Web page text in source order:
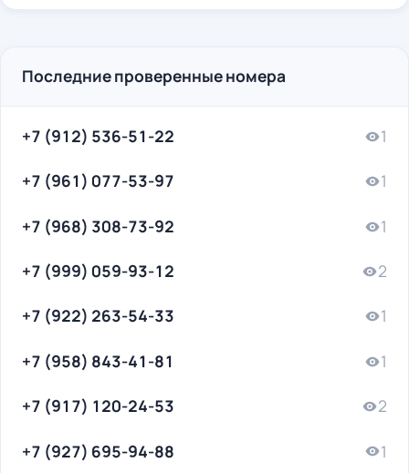
Последние проверенные номера
+7 (912) 536-51-22 1
+7 (961) 077-53-97 1
+7 (968) 308-73-92 1
+7 (999) 059-93-12 2
+7 (922) 263-54-33 1
+7 (958) 843-41-81 1
+7 (917) 120-24-53 2
+7 (927) 695-94-88 1